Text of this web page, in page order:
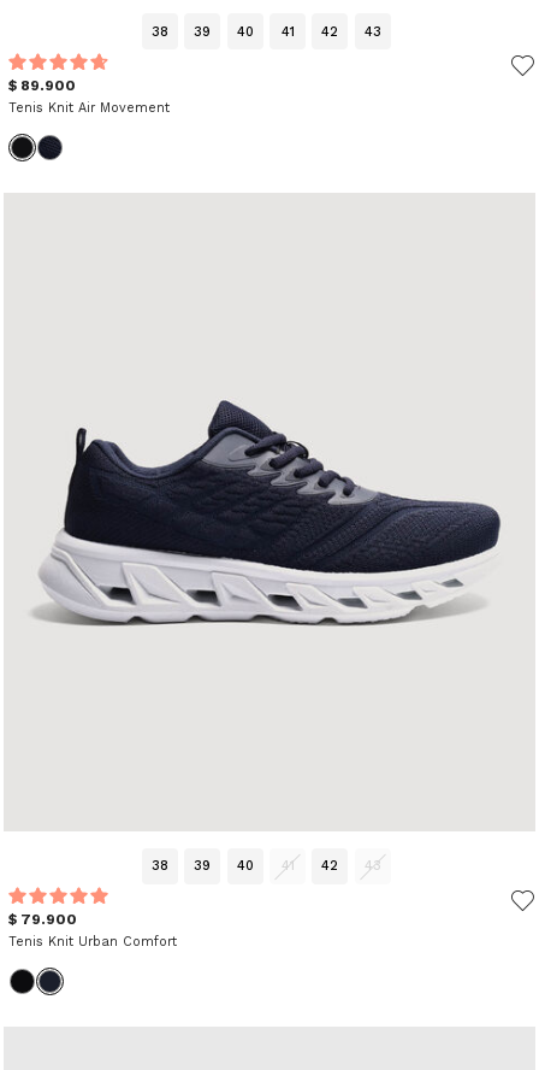
38 39 40 41 42 43
$ 89.900
Tenis Knit Air Movement
38 39 40 41 42 43
$ 79.900
Tenis Knit Urban Comfort